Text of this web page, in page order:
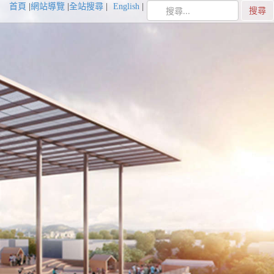
首頁 網站導覽 全站搜尋 搜尋
English